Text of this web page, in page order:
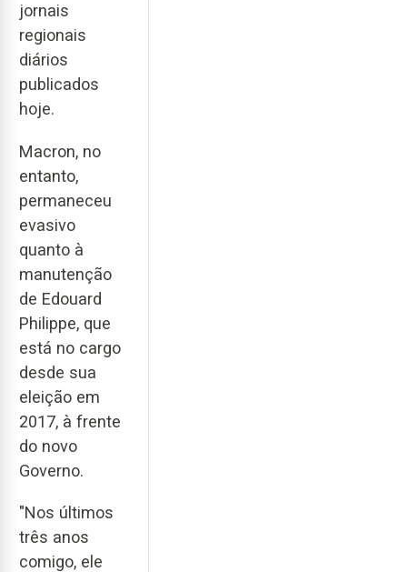
jornais
regionais
diários
publicados
hoje.
Macron, no
entanto,
permaneceu
evasivo
quanto à
manutenção
de Edouard
Philippe, que
está no cargo
desde sua
eleição em
2017, à frente
do novo
Governo.
"Nos últimos
três anos
comigo, ele